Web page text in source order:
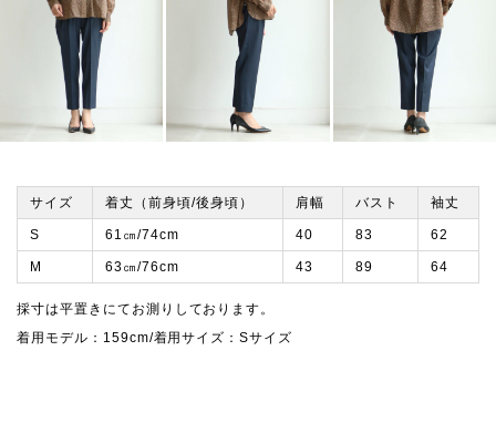
サイズ 着丈（前身頃/後身頃） 肩幅 バスト 袖丈
S 61㎝/74cm 40 83 62
M 63㎝/76cm 43 89 64
採寸は平置きにてお測りしております。
着用モデル：159cm/着用サイズ：Sサイズ